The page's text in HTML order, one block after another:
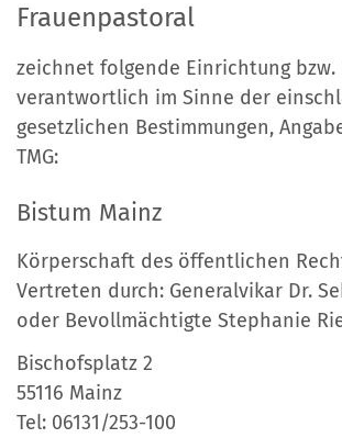
Frauenpastoral
zeichnet folgende Einrichtung bzw.
verantwortlich im Sinne der
gesetzlichen Bestimmungen,
TMG:
Bistum Mainz
Körperschaft des öffentlichen
Vertreten durch: Generalvikar Dr.
oder Bevollmächtigte Stephanie
Bischofsplatz 2
55116 Mainz
Tel: 06131/253-100